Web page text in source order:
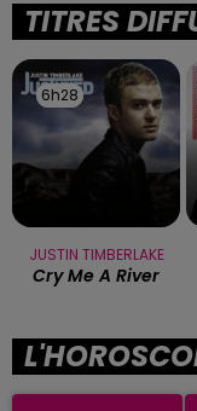
TITRES
6h28
6h28
JUSTIN TIMBERLAKE
Cry Me A River